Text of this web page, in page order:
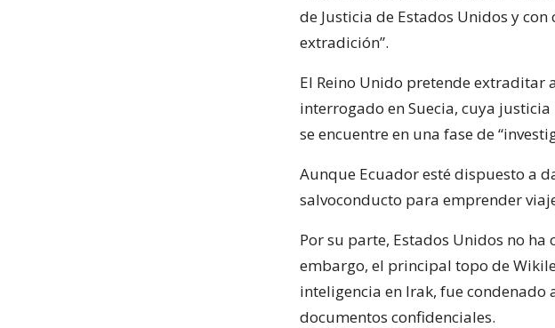
de Justicia de Estados Unidos y
extradición”.
El Reino Unido pretende extraditar
interrogado en Suecia, cuya
se encuentre en una fase de
Aunque Ecuador esté dispuesto a
salvoconducto para emprender
Por su parte, Estados Unidos no
embargo, el principal topo de
inteligencia en Irak, fue condenado
documentos confidenciales.